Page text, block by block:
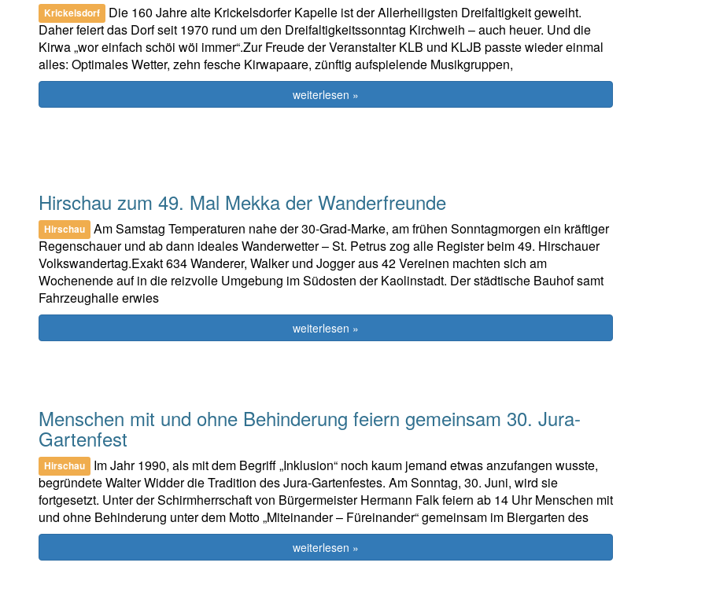
Krickelsdorf
Die 160 Jahre alte Krickelsdorfer Kapelle ist der Allerheiligsten Dreifaltigkeit geweiht.
Daher feiert das Dorf seit 1970 rund um den Dreifaltigkeitssonntag Kirchweih – auch heuer. Und die
Kirwa „wor einfach schöi wöi immer“.Zur Freude der Veranstalter KLB und KLJB passte wieder einmal
alles: Optimales Wetter, zehn fesche Kirwapaare, zünftig aufspielende Musikgruppen,
weiterlesen »
Hirschau zum 49. Mal Mekka der Wanderfreunde
Hirschau
Am Samstag Temperaturen nahe der 30-Grad-Marke, am frühen Sonntagmorgen ein kräftiger
Regenschauer und ab dann ideales Wanderwetter – St. Petrus zog alle Register beim 49. Hirschauer
Volkswandertag.Exakt 634 Wanderer, Walker und Jogger aus 42 Vereinen machten sich am
Wochenende auf in die reizvolle Umgebung im Südosten der Kaolinstadt. Der städtische Bauhof samt
Fahrzeughalle erwies
weiterlesen »
Menschen mit und ohne Behinderung feiern gemeinsam 30. Jura-
Gartenfest
Hirschau
Im Jahr 1990, als mit dem Begriff „Inklusion“ noch kaum jemand etwas anzufangen wusste,
begründete Walter Widder die Tradition des Jura-Gartenfestes. Am Sonntag, 30. Juni, wird sie
fortgesetzt. Unter der Schirmherrschaft von Bürgermeister Hermann Falk feiern ab 14 Uhr Menschen mit
und ohne Behinderung unter dem Motto „Miteinander – Füreinander“ gemeinsam im Biergarten des
weiterlesen »